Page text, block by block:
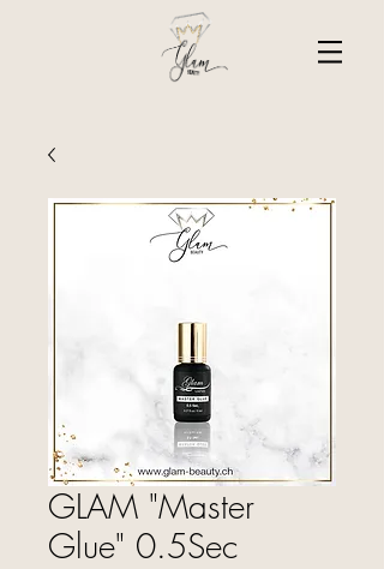
GLAM "Master
Glue" 0.5Sec